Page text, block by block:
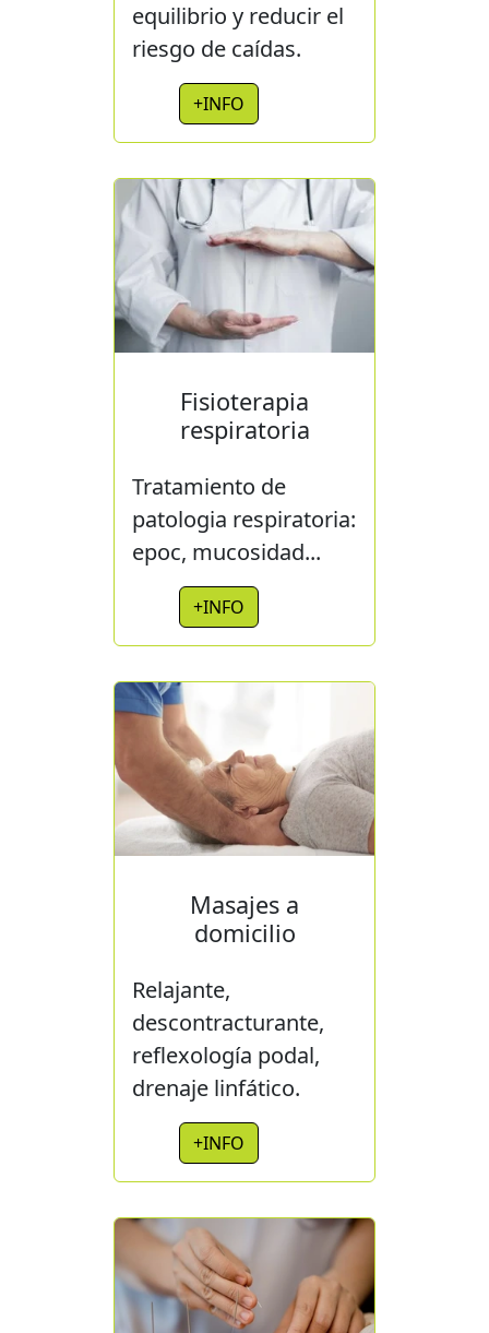
equilibrio y reducir el
riesgo de caídas.
+INFO
Fisioterapia
respiratoria
Tratamiento de
patologia respiratoria:
epoc, mucosidad...
+INFO
Masajes a
domicilio
Relajante,
descontracturante,
reflexología podal,
drenaje linfático.
+INFO